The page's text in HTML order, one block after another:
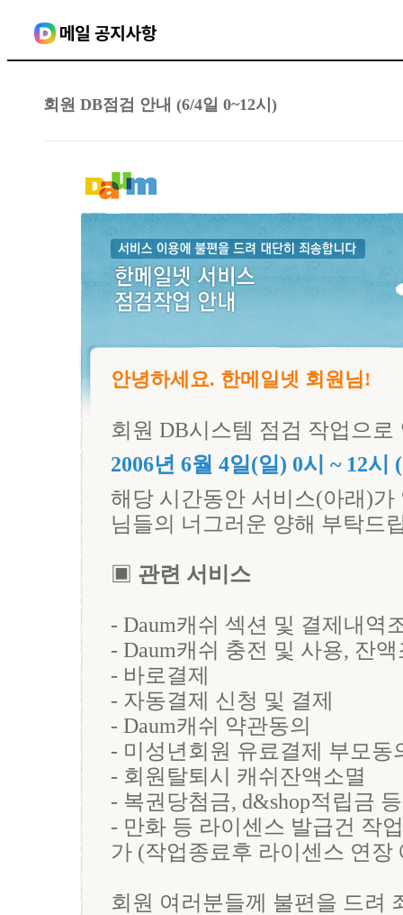
회원 DB점검 안내 (6/4일 0~12시)
안녕하세요. 한메일넷 회원님!
회원 DB시스템 점검 작업으로
2006년 6월 4일(일) 0시 ~ 12시
해당 시간동안 서비스(아래)
님들의 너그러운 양해 부탁드
▣ 관련 서비스
- Daum캐쉬 섹션 및 결제내역
- Daum캐쉬 충전 및 사용, 잔
- 바로결제
- 자동결제 신청 및 결제
- Daum캐쉬 약관동의
- 미성년회원 유료결제 부모동
- 회원탈퇴시 캐쉬잔액소멸
- 복권당첨금, d&shop적립금
- 만화 등 라이센스 발급건 작
가 (작업종료후 라이센스 연장
회원 여러분들께 불편을 드려